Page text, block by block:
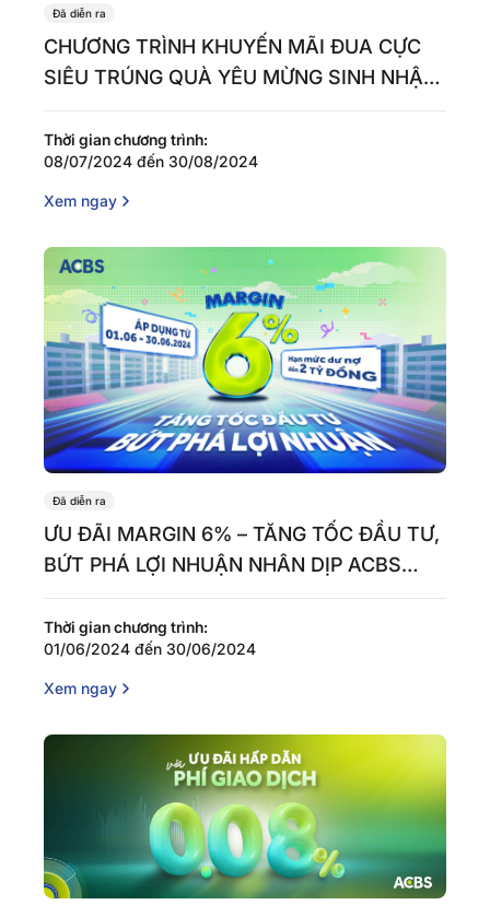
Đã diễn ra
CHƯƠNG TRÌNH KHUYẾN MÃI ĐUA CỰC
SIÊU TRÚNG QUÀ YÊU MỪNG SINH NHẬT
Thời gian chương trình:
08/07/2024 đến 30/08/2024
Xem ngay
Đã diễn ra
ƯU ĐÃI MARGIN 6% – TĂNG TỐC ĐẦU TƯ,
BỨT PHÁ LỢI NHUẬN NHÂN DỊP ACBS
Thời gian chương trình:
01/06/2024 đến 30/06/2024
Xem ngay